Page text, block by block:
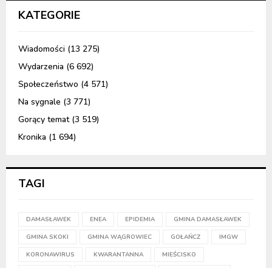
KATEGORIE
Wiadomości (13 275)
Wydarzenia (6 692)
Społeczeństwo (4 571)
Na sygnale (3 771)
Gorący temat(3 519)
Kronika (1 694)
TAGI
DAMASŁAWEK ENEA EPIDEMIA GMINA DAMASŁAWEK
GMINA SKOKI GMINA WĄGROWIEC GOŁAŃCZ IMGW
KORONAWIRUS KWARANTANNA MIEŚCISKO